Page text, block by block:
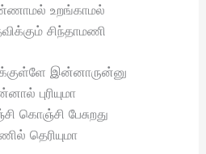
உறங்காமல்
சிந்தாமணி
இன்னாருன்னு
புரியுமா
கொஞ்சி பேசுறது
தெரியுமா